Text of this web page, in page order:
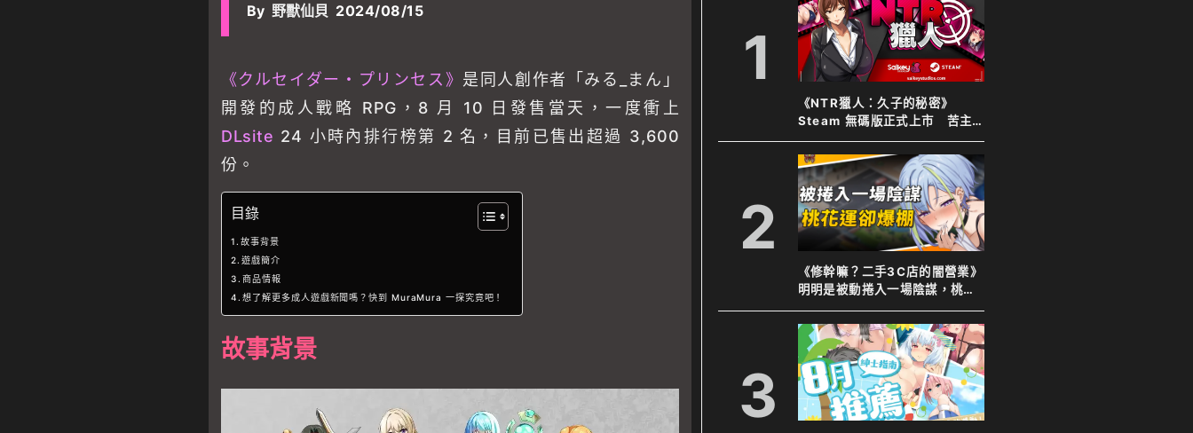
By 野獸仙貝 2024/08/15
《クルセイダー・プリンセス》 是同人創作者「みる_まん」
開發的成人戰略 RPG，8 月 10 日發售當天，一度衝上
DLsite 24 小時內排行榜第 2 名，目前已售出超過 3,600
份。
目錄
故事背景
遊戲簡介
商品情報
想了解更多成人遊戲新聞嗎？快到 MuraMura 一探究竟吧！
故事背景
1
《NTR獵人：久子的秘密》
Steam 無碼版正式上市 苦主
化身靈體調查妻子 夫目前犯全
程直擊
2
《修幹嘛？二手3C店的闇營業》
明明是被動捲入一場陰謀，桃花
運卻意外爆棚！
3